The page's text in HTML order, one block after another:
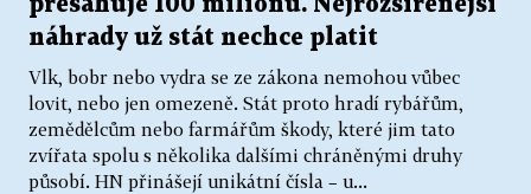
přesahuje 100 milionů. Nejrozšířenější
náhrady už stát nechce platit
Vlk, bobr nebo vydra se ze zákona nemohou vůbec
lovit, nebo jen omezeně. Stát proto hradí rybářům,
zemědělcům nebo farmářům škody, které jim tato
zvířata spolu s několika dalšími chráněnými druhy
působí. HN přinášejí unikátní čísla – u...